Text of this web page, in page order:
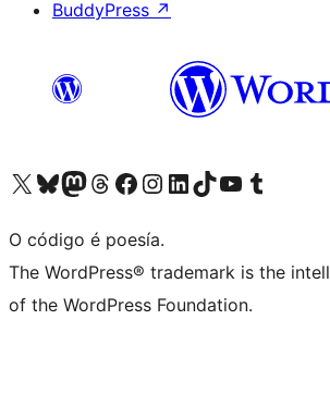
BuddyPress ↗
Visita la cuenta de X (anteriormente Twitter)
Visita a nosa conta de Bluesky
Visita a nosa conta de Mastodon
Visita a nosa conta de Threads
Visita a nosa páxina de Facebook
Visita a nosa conta de Instagram
Visita a nosa conta de LinkedIn
Visita a nosa conta de TikTok
Visita a nosa canle de YouTube
Visita a nosa conta de Tumblr
O código é poesía.
The WordPress® trademark is the
of the WordPress Foundation.